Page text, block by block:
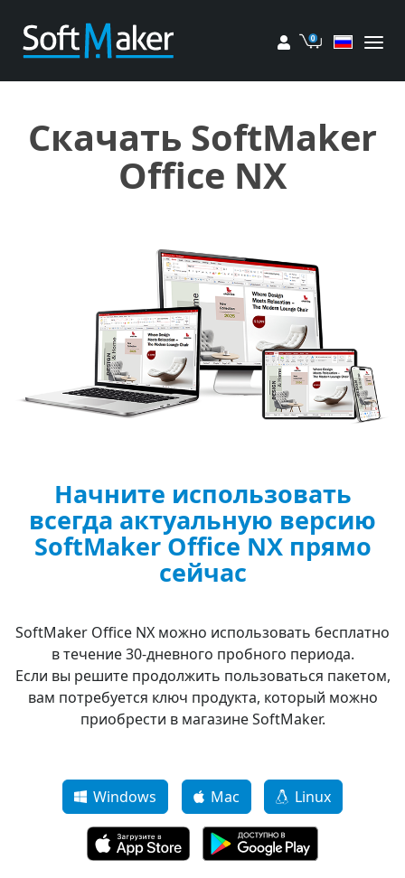
Мой аккаунт
Корзина
Скачать SoftMaker
Office NX
Начните использовать
всегда актуальную версию
SoftMaker Office NX прямо
сейчас
SoftMaker Office NX можно использовать бесплатно
в течение 30-дневного пробного периода.
Если вы решите продолжить пользоваться пакетом,
вам потребуется ключ продукта, который можно
приобрести в магазине SoftMaker.
Windows Mac Linux